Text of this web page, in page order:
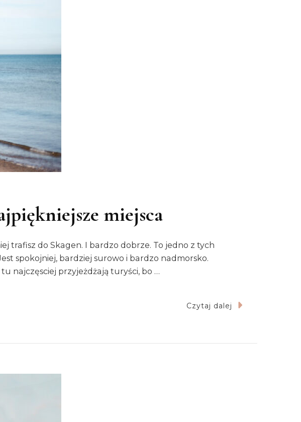
miejsca
trafisz do Skagen. I bardzo dobrze. To jedno z tych
spokojniej, bardziej surowo i bardzo nadmorsko.
najczęsciej przyjeżdżają turyści, bo …
Czytaj dalej